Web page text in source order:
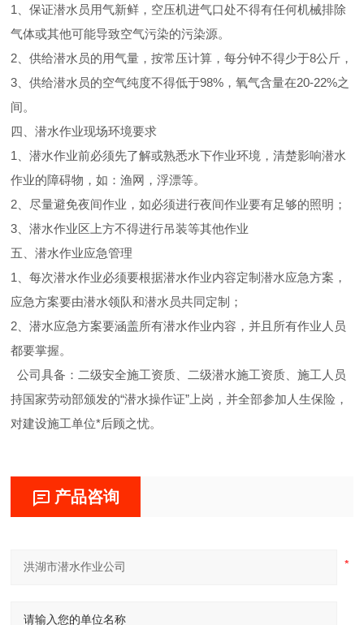
1、保证潜水员用气新鲜，空压机进气口处不得有任何机械排除
气体或其他可能导致空气污染的污染源。
2、供给潜水员的用气量，按常压计算，每分钟不得少于8公斤，
3、供给潜水员的空气纯度不得低于98%，氧气含量在20-22%之
间。
四、潜水作业现场环境要求
1、潜水作业前必须先了解或熟悉水下作业环境，清楚影响潜水
作业的障碍物，如：渔网，浮漂等。
2、尽量避免夜间作业，如必须进行夜间作业要有足够的照明；
3、潜水作业区上方不得进行吊装等其他作业
五、潜水作业应急管理
1、每次潜水作业必须要根据潜水作业内容定制潜水应急方案，
应急方案要由潜水领队和潜水员共同定制；
2、潜水应急方案要涵盖所有潜水作业内容，并且所有作业人员
都要掌握。
公司具备：二级安全施工资质、二级潜水施工资质、施工人员
持国家劳动部颁发的“潜水操作证”上岗，并全部参加人生保险，
对建设施工单位*后顾之忧。
产品咨询